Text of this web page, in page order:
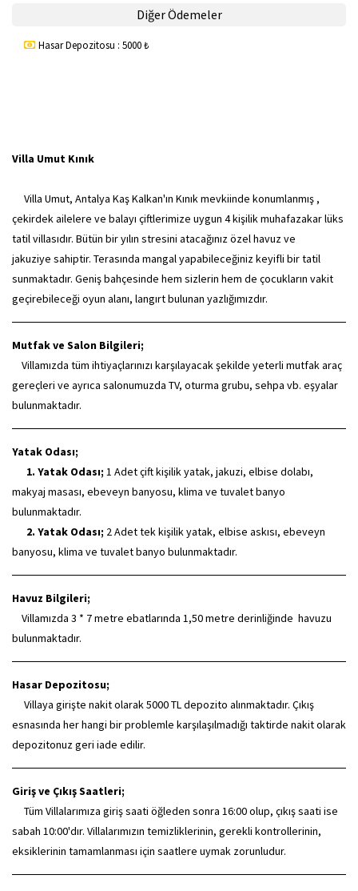
Diğer Ödemeler
Hasar Depozitosu : 5000 ₺
Villa Umut Kınık
Villa Umut, Antalya Kaş Kalkan'ın Kınık mevkiinde konumlanmış ,
çekirdek ailelere ve balayı çiftlerimize uygun 4 kişilik muhafazakar lüks
tatil villasıdır. Bütün bir yılın stresini atacağınız özel havuz ve
jakuziye sahiptir. Terasında mangal yapabileceğiniz keyifli bir tatil
sunmaktadır. Geniş bahçesinde hem sizlerin hem de çocukların vakit
geçirebileceği oyun alanı, langırt bulunan yazlığımızdır.
Mutfak ve Salon Bilgileri;
Villamızda tüm ihtiyaçlarınızı karşılayacak şekilde yeterli mutfak araç
gereçleri ve ayrıca salonumuzda TV, oturma grubu, sehpa vb. eşyalar
bulunmaktadır.
Yatak Odası;
1. Yatak Odası; 1 Adet çift kişilik yatak, jakuzi, elbise dolabı,
makyaj masası, ebeveyn banyosu, klima ve tuvalet banyo
bulunmaktadır.
2. Yatak Odası; 2 Adet tek kişilik yatak, elbise askısı, ebeveyn
banyosu, klima ve tuvalet banyo bulunmaktadır.
Havuz Bilgileri;
Villamızda 3 * 7 metre ebatlarında 1,50 metre derinliğinde havuzu
bulunmaktadır.
Hasar Depozitosu;
Villaya girişte nakit olarak 5000 TL depozito alınmaktadır. Çıkış
esnasında her hangi bir problemle karşılaşılmadığı taktirde nakit olarak
depozitonuz geri iade edilir.
Giriş ve Çıkış Saatleri;
Tüm Villalarımıza giriş saati öğleden sonra 16:00 olup, çıkış saati ise
sabah 10:00'dır. Villalarımızın temizliklerinin, gerekli kontrollerinin,
eksiklerinin tamamlanması için saatlere uymak zorunludur.